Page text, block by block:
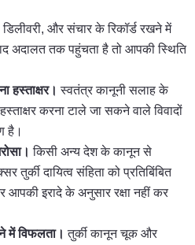
डिलीवरी, और संचार के रिकॉर्ड रखने में
अदालत तक पहुंचता है तो आपकी स्थिति
हस्ताक्षर। स्वतंत्र कानूनी सलाह के
करना टाले जा सकने वाले विवादों
है।
किसी अन्य देश के कानून से
तुर्की दायित्व संहिता को प्रतिबिंबित
इरादे के अनुसार रक्षा नहीं कर
में विफलता। तुर्की कानून चूक और